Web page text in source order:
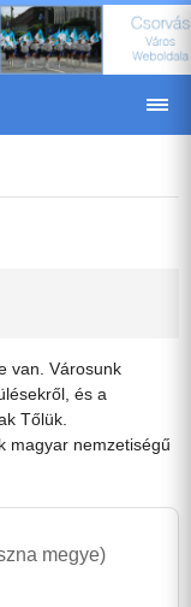
van. Városunk
és a
Tőlük.
magyar nemzetiségű
megye)